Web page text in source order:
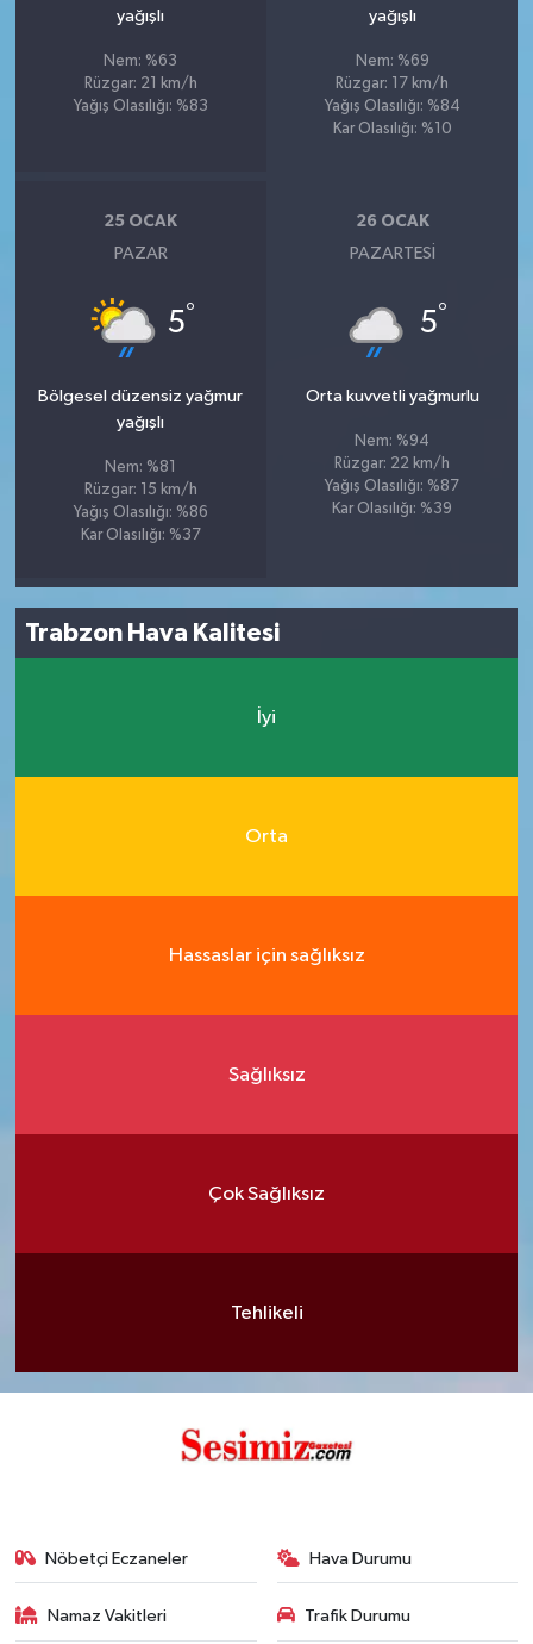
yağışlı
Nem: %63
Rüzgar: 21 km/h
Yağış Olasılığı: %83
yağışlı
Nem: %69
Rüzgar: 17 km/h
Yağış Olasılığı: %84
Kar Olasılığı: %10
25 OCAK
PAZAR
5°
Bölgesel düzensiz yağmur
yağışlı
Nem: %81
Rüzgar: 15 km/h
Yağış Olasılığı: %86
Kar Olasılığı: %37
26 OCAK
PAZARTESI
5°
Orta kuvvetli yağmurlu
Nem: %94
Rüzgar: 22 km/h
Yağış Olasılığı: %87
Kar Olasılığı: %39
Trabzon Hava Kalitesi
İyi
Orta
Hassaslar için sağlıksız
Sağlıksız
Çok Sağlıksız
Tehlikeli
Nöbetçi Eczaneler Hava Durumu
Namaz Vakitleri Trafik Durumu